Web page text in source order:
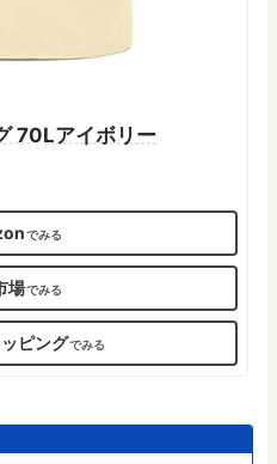
70Lアイボリー
場
ピング